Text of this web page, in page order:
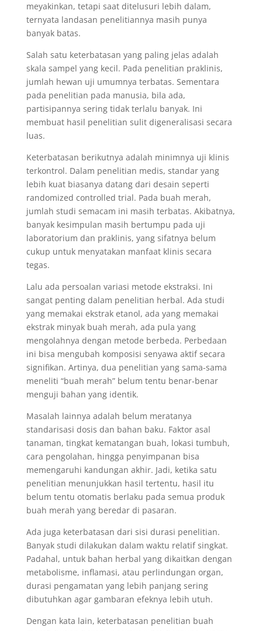
meyakinkan, tetapi saat ditelusuri lebih dalam,
ternyata landasan penelitiannya masih punya
banyak batas.
Salah satu keterbatasan yang paling jelas adalah
skala sampel yang kecil. Pada penelitian praklinis,
jumlah hewan uji umumnya terbatas. Sementara
pada penelitian pada manusia, bila ada,
partisipannya sering tidak terlalu banyak. Ini
membuat hasil penelitian sulit digeneralisasi secara
luas.
Keterbatasan berikutnya adalah minimnya uji klinis
terkontrol. Dalam penelitian medis, standar yang
lebih kuat biasanya datang dari desain seperti
randomized controlled trial. Pada buah merah,
jumlah studi semacam ini masih terbatas. Akibatnya,
banyak kesimpulan masih bertumpu pada uji
laboratorium dan praklinis, yang sifatnya belum
cukup untuk menyatakan manfaat klinis secara
tegas.
Lalu ada persoalan variasi metode ekstraksi. Ini
sangat penting dalam penelitian herbal. Ada studi
yang memakai ekstrak etanol, ada yang memakai
ekstrak minyak buah merah, ada pula yang
mengolahnya dengan metode berbeda. Perbedaan
ini bisa mengubah komposisi senyawa aktif secara
signifikan. Artinya, dua penelitian yang sama-sama
meneliti “buah merah” belum tentu benar-benar
menguji bahan yang identik.
Masalah lainnya adalah belum meratanya
standarisasi dosis dan bahan baku. Faktor asal
tanaman, tingkat kematangan buah, lokasi tumbuh,
cara pengolahan, hingga penyimpanan bisa
memengaruhi kandungan akhir. Jadi, ketika satu
penelitian menunjukkan hasil tertentu, hasil itu
belum tentu otomatis berlaku pada semua produk
buah merah yang beredar di pasaran.
Ada juga keterbatasan dari sisi durasi penelitian.
Banyak studi dilakukan dalam waktu relatif singkat.
Padahal, untuk bahan herbal yang dikaitkan dengan
metabolisme, inflamasi, atau perlindungan organ,
durasi pengamatan yang lebih panjang sering
dibutuhkan agar gambaran efeknya lebih utuh.
Dengan kata lain, keterbatasan penelitian buah